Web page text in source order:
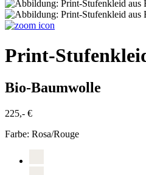
Print-
Bio-Baumwolle
225,- €
Farbe: Rosa/Rouge